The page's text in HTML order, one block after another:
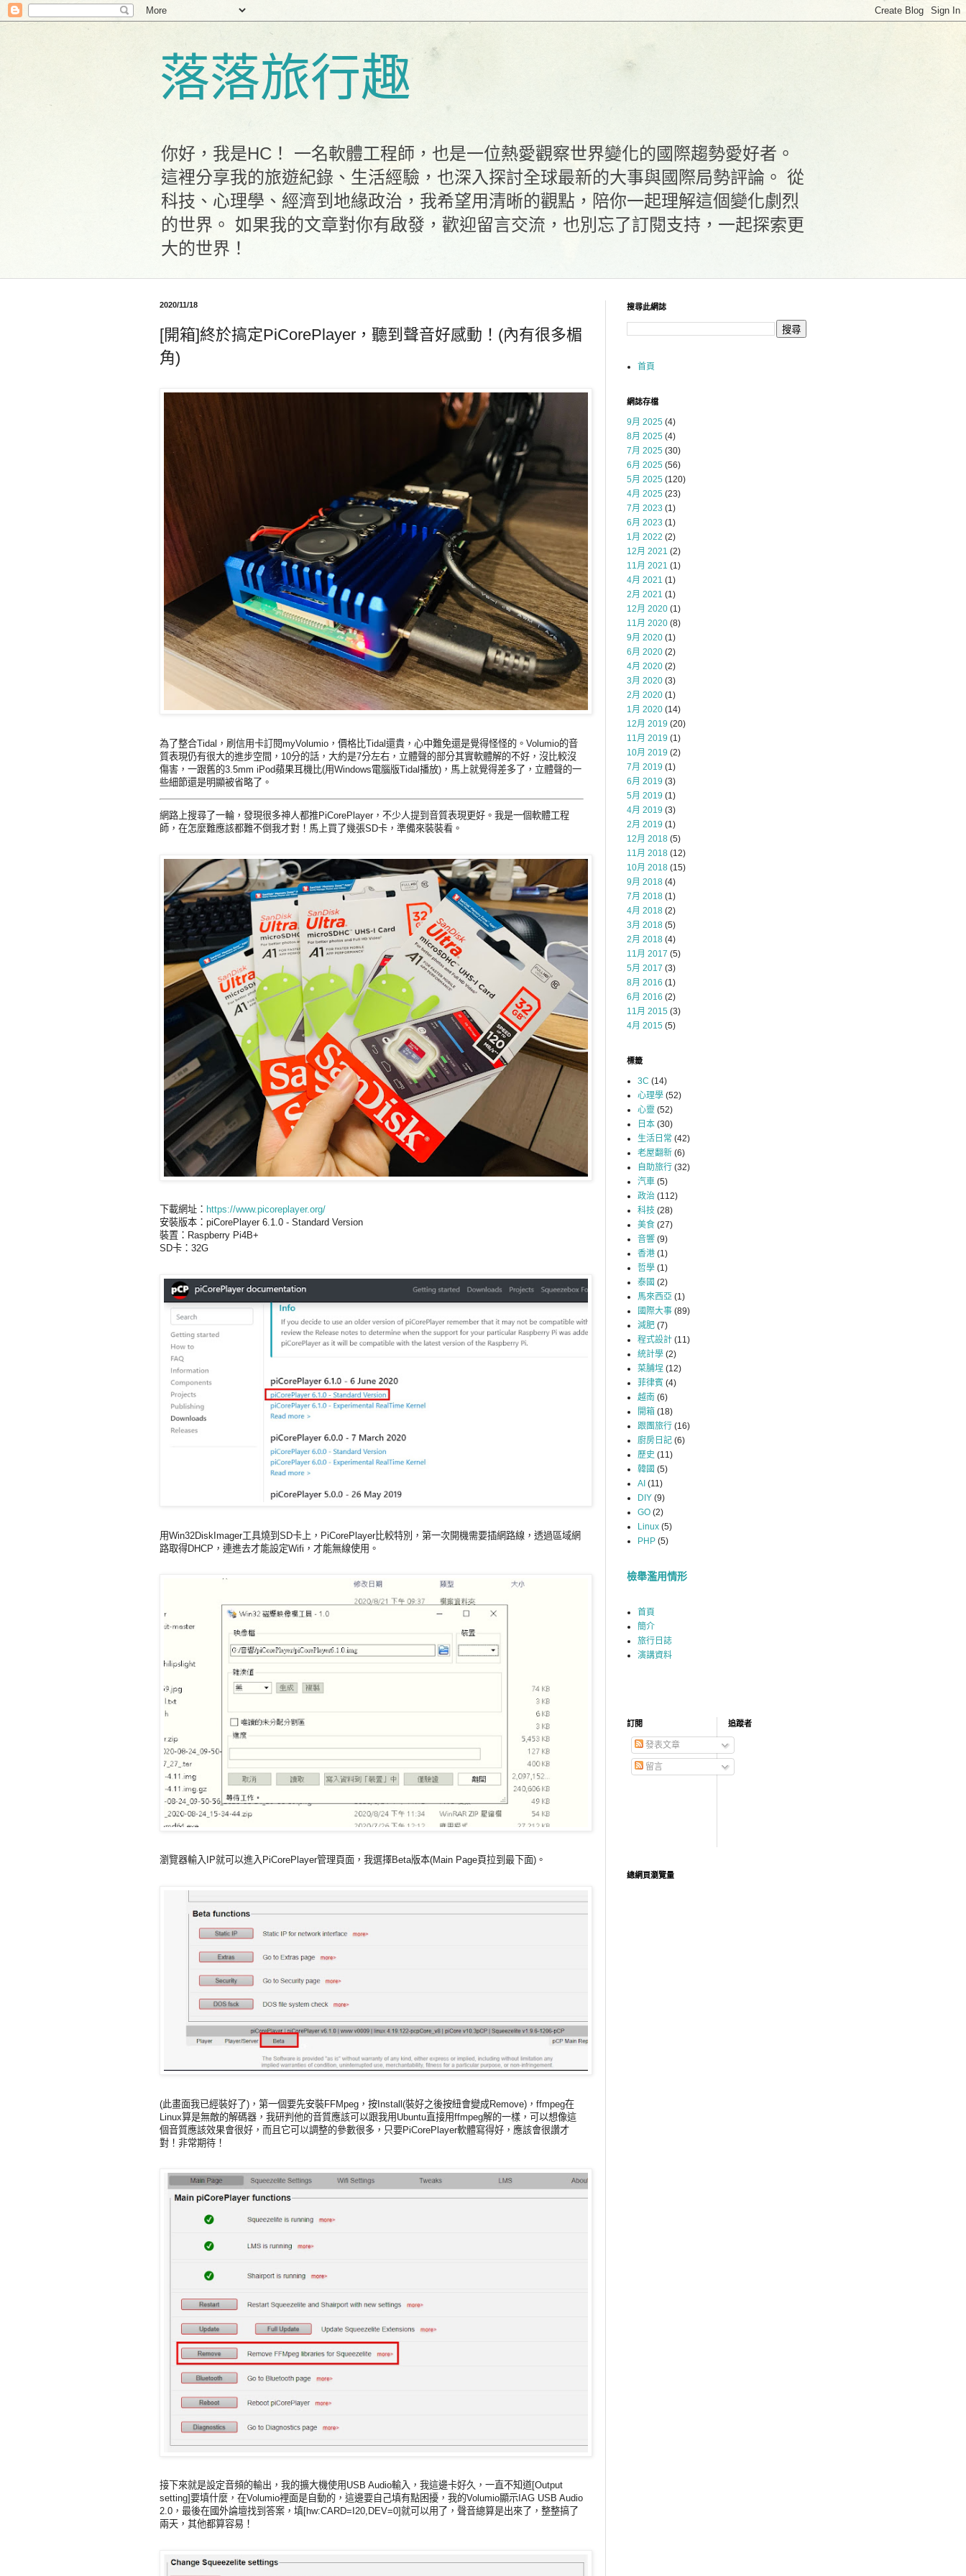
落落旅行趣
你好，我是HC！ 一名軟體工程師，也是一位熱愛觀察世界變化的國際趨勢愛好者。
這裡分享我的旅遊紀錄、生活經驗，也深入探討全球最新的大事與國際局勢評論。 從
科技、心理學、經濟到地緣政治，我希望用清晰的觀點，陪你一起理解這個變化劇烈
的世界。 如果我的文章對你有啟發，歡迎留言交流，也別忘了訂閱支持，一起探索更
大的世界！
2020/11/18
[開箱]終於搞定PiCorePlayer，聽到聲音好感動！(內有很多楣
角)
為了整合Tidal，刷信用卡訂閱myVolumio，價格比Tidal還貴，心中難免還是覺得怪怪的。Volumio的音
質表現仍有很大的進步空間，10分的話，大約是7分左右，立體聲的部分其實軟體解的不好，沒比較沒
傷害，一跟舊的3.5mm iPod蘋果耳機比(用Windows電腦版Tidal播放)，馬上就覺得差多了，立體聲的一
些細節還是明顯被省略了。
網路上搜尋了一輪，發現很多神人都推PiCorePlayer，不少人提到音質表現更好。我是一個軟體工程
師，在怎麼難應該都難不倒我才對！馬上買了幾張SD卡，準備來裝裝看。
下載網址： https://www.picoreplayer.org/
安裝版本：piCorePlayer 6.1.0 - Standard Version
裝置：Raspberry Pi4B+
SD卡：32G
用Win32DiskImager工具燒到SD卡上，PiCorePlayer比較特別，第一次開機需要插網路線，透過區域網
路取得DHCP，連進去才能設定Wifi，才能無線使用。
瀏覽器輸入IP就可以進入PiCorePlayer管理頁面，我選擇Beta版本(Main Page頁拉到最下面)。
(此畫面我已經裝好了)，第一個要先安裝FFMpeg，按Install(裝好之後按紐會變成Remove)，ffmpeg在
Linux算是無敵的解碼器，我研判他的音質應該可以跟我用Ubuntu直接用ffmpeg解的一樣，可以想像這
個音質應該效果會很好，而且它可以調整的參數很多，只要PiCorePlayer軟體寫得好，應該會很讚才
對！非常期待！
接下來就是設定音頻的輸出，我的擴大機使用USB Audio輸入，我這邊卡好久，一直不知道[Output
setting]要填什麼，在Volumio裡面是自動的，這邊要自己填有點困擾，我的Volumio顯示IAG USB Audio
2.0，最後在國外論壇找到答案，填[hw:CARD=I20,DEV=0]就可以用了，聲音總算是出來了，整整搞了
兩天，其他都算容易！
搜尋此網誌
首頁
網誌存檔
9月 2025 (4)
8月 2025 (4)
7月 2025 (30)
6月 2025 (56)
5月 2025 (120)
4月 2025 (23)
7月 2023 (1)
6月 2023 (1)
1月 2022 (2)
12月 2021 (2)
11月 2021 (1)
4月 2021 (1)
2月 2021 (1)
12月 2020 (1)
11月 2020 (8)
9月 2020 (1)
6月 2020 (2)
4月 2020 (2)
3月 2020 (3)
2月 2020 (1)
1月 2020 (14)
12月 2019 (20)
11月 2019 (1)
10月 2019 (2)
7月 2019 (1)
6月 2019 (3)
5月 2019 (1)
4月 2019 (3)
2月 2019 (1)
12月 2018 (5)
11月 2018 (12)
10月 2018 (15)
9月 2018 (4)
7月 2018 (1)
4月 2018 (2)
3月 2018 (5)
2月 2018 (4)
11月 2017 (5)
5月 2017 (3)
8月 2016 (1)
6月 2016 (2)
11月 2015 (3)
4月 2015 (5)
標籤
3C (14)
心理學 (52)
心靈 (52)
日本 (30)
生活日常 (42)
老屋翻新 (6)
自助旅行 (32)
汽車 (5)
政治 (112)
科技 (28)
美食 (27)
音響 (9)
香港 (1)
哲學 (1)
泰國 (2)
馬來西亞 (1)
國際大事 (89)
減肥 (7)
程式設計 (11)
統計學 (2)
菜脯埕 (12)
菲律賓 (4)
越南 (6)
開箱 (18)
跟團旅行 (16)
廚房日記 (6)
歷史 (11)
韓國 (5)
AI (11)
DIY (9)
GO (2)
Linux (5)
PHP (5)
檢舉濫用情形
首頁
簡介
旅行日誌
演講資料
訂閱
發表文章
留言
追蹤者
總網頁瀏覽量